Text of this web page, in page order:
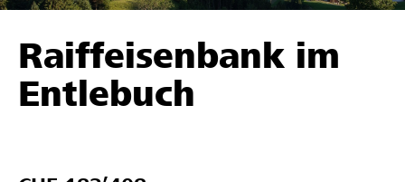
Sostenere
Aiuto & supporto
Trova progetti e organizzazioni
Raiffeisenbank im
Entlebuch